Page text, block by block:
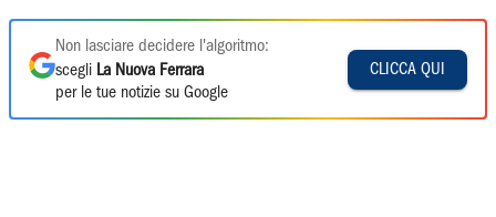
Non lasciare decidere l'algoritmo:
scegli La Nuova Ferrara
per le tue notizie su Google
CLICCA QUI